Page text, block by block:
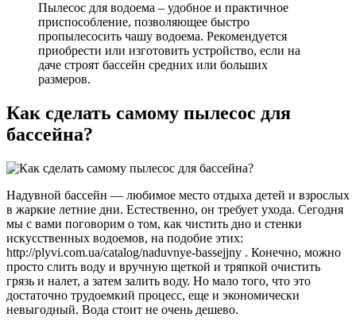
Пылесос для водоема – удобное и практичное
приспособление, позволяющее быстро
пропылесосить чашу водоема. Рекомендуется
приобрести или изготовить устройство, если на
даче строят бассейн средних или больших
размеров.
Как сделать самому пылесос для
бассейна?
Надувной бассейн — любимое место отдыха детей и взрослых
в жаркие летние дни. Естественно, он требует ухода. Сегодня
мы с вами поговорим о том, как чистить дно и стенки
искусственных водоемов, на подобие этих:
http://plyvi.com.ua/catalog/naduvnye-bassejjny . Конечно, можно
просто слить воду и вручную щеткой и тряпкой очистить
грязь и налет, а затем залить воду. Но мало того, что это
достаточно трудоемкий процесс, еще и экономически
невыгодный. Вода стоит не очень дешево.